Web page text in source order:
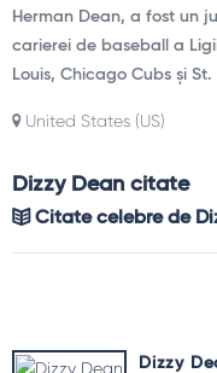
Herman Dean, a fost un
carierei de baseball a
Louis, Chicago Cubs și
United States (US)
Dizzy Dean citate
Citate celebre de
Dizzy